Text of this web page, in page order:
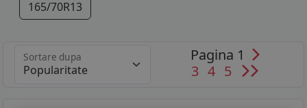
165/70R13
Sortare dupa
Pagina 1
3 4 5